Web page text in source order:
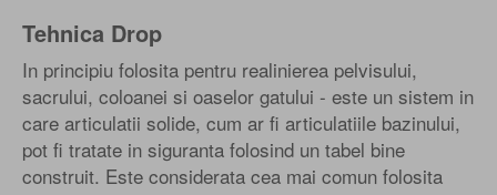
Tehnica Drop
In principiu folosita pentru realinierea pelvisului,
sacrului, coloanei si oaselor gatului - este un sistem in
care articulatii solide, cum ar fi articulatiile bazinului,
pot fi tratate in siguranta folosind un tabel bine
construit. Este considerata cea mai comun folosita